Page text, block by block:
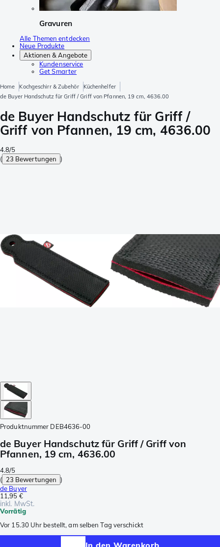
Gravuren
Alle Themen entdecken
Neue Produkte
Aktionen & Angebote
Kundenservice
Get Smarter
Home Kochgeschirr & Zubehör
Küchenhelfer
de Buyer Handschutz für Griff / Griff von Pfannen, 19 cm, 4636.00
de Buyer Handschutz für Griff /
Griff von Pfannen, 19 cm, 4636.00
4.8/5
( 23 Bewertungen )
Produktnummer DEB4636-00
de Buyer Handschutz für Griff / Griff von
Pfannen, 19 cm, 4636.00
4.8/5
( 23 Bewertungen )
de Buyer
11,95 €
inkl. MwSt.
Vorrätig
Vor 15.30 Uhr bestellt, am selben Tag verschickt
In den Warenkorb